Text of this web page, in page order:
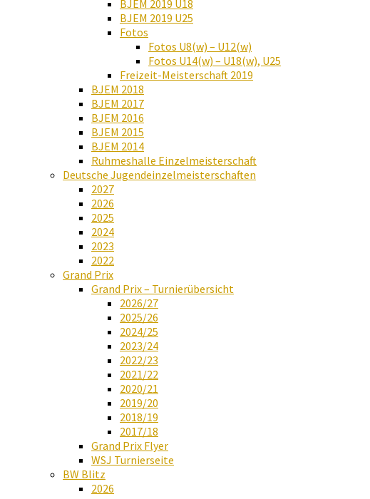
BJEM 2019 U18
BJEM 2019 U25
Fotos
Fotos U8(w) – U12(w)
Fotos U14(w) – U18(w), U25
Freizeit-Meisterschaft 2019
BJEM 2018
BJEM 2017
BJEM 2016
BJEM 2015
BJEM 2014
Ruhmeshalle Einzelmeisterschaft
Deutsche Jugendeinzelmeisterschaften
2027
2026
2025
2024
2023
2022
Grand Prix
Grand Prix – Turnierübersicht
2026/27
2025/26
2024/25
2023/24
2022/23
2021/22
2020/21
2019/20
2018/19
2017/18
Grand Prix Flyer
WSJ Turnierseite
BW Blitz
2026